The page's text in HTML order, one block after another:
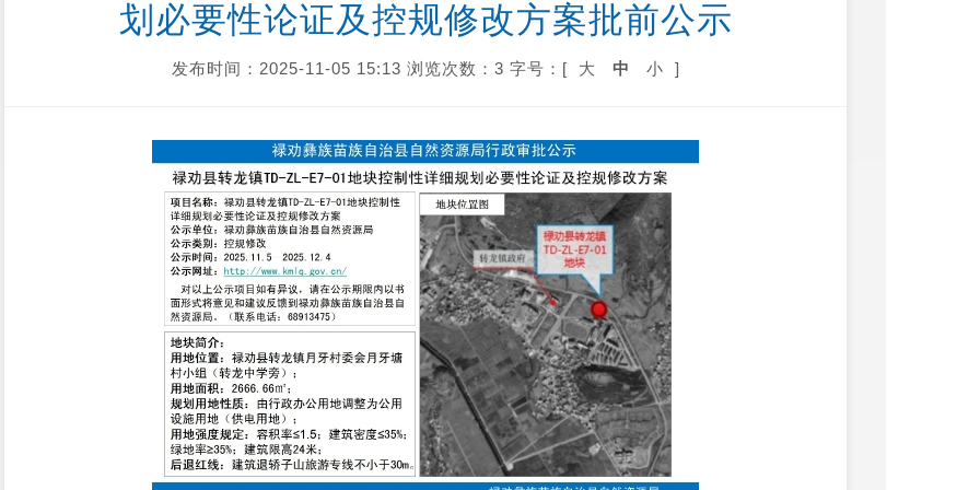
划必要性论证及控规修改方案批前公示
发布时间：2025-11-05 15:13 浏览次数：3 字号：[ 大 中 小 ]